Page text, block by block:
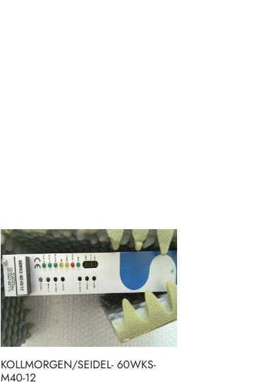
KOLLMORGEN/SEIDEL- 60WKS-
M40-12